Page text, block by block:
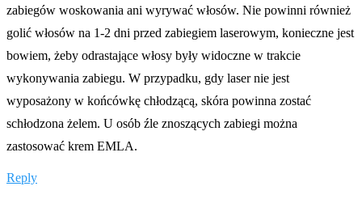
zabiegów woskowania ani wyrywać włosów. Nie powinni również
golić włosów na 1-2 dni przed zabiegiem laserowym, konieczne jest
bowiem, żeby odrastające włosy były widoczne w trakcie
wykonywania zabiegu. W przypadku, gdy laser nie jest
wyposażony w końcówkę chłodzącą, skóra powinna zostać
schłodzona żelem. U osób źle znoszących zabiegi można
zastosować krem EMLA.
Reply